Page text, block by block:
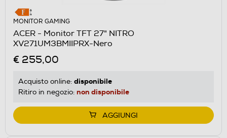
MONITOR GAMING
ACER - Monitor TFT 27" NITRO
XV271UM3BMIIPRX-Nero
€ 255,00
Acquisto online: disponibile
Ritiro in negozio: non disponibile
AGGIUNGI